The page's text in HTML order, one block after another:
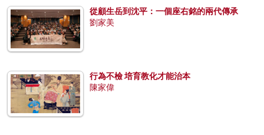
從顧生岳到沈平：一個座右銘的兩代傳承
劉家美
行為不檢 培育教化才能治本
陳家偉